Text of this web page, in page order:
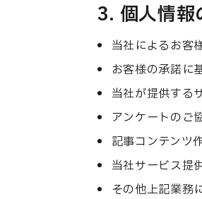
3. 個人情報
当社によるお客
お客様の承諾に
当社が提供する
アンケートのご
記事コンテンツ
当社サービス提
その他上記業務